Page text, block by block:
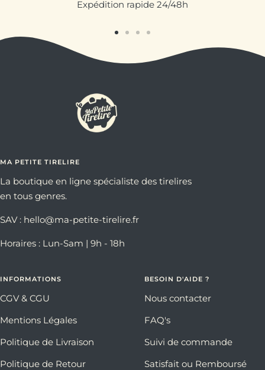
Expédition rapide 24/48h
MA PETITE TIRELIRE
La boutique en ligne spécialiste des tirelires
en tous genres.
SAV : hello@ma-petite-tirelire.fr
Horaires : Lun-Sam | 9h - 18h
INFORMATIONS
CGV & CGU
Mentions Légales
Politique de Livraison
Politique de Retour
BESOIN D'AIDE ?
Nous contacter
FAQ's
Suivi de commande
Satisfait ou Remboursé